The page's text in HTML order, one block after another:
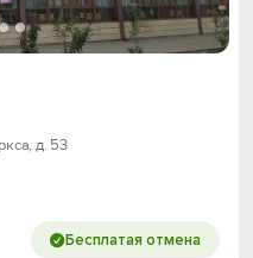
д. 53
Бесплатая отмена